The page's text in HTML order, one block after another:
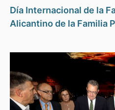
Día Internacional de la
Alicantino de la Familia